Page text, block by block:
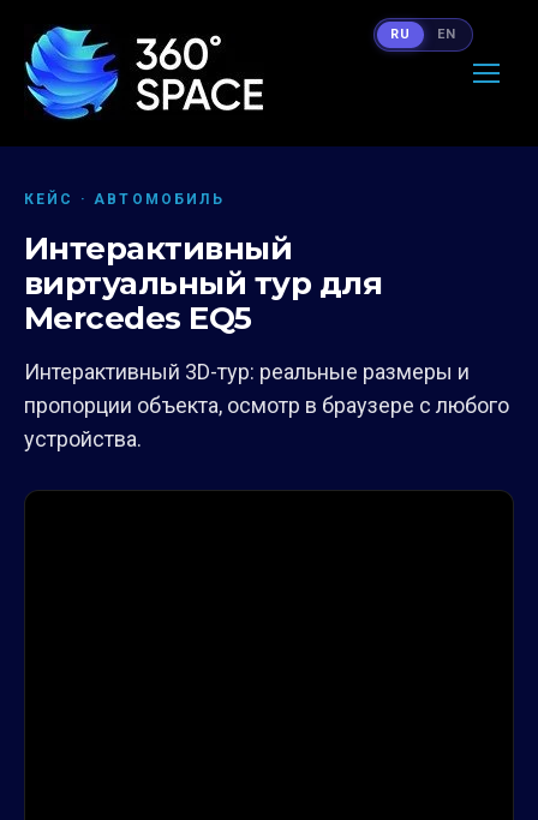
КЕЙС · АВТОМОБИЛЬ
Интерактивный
виртуальный тур для
Mercedes EQ5
Интерактивный 3D-тур: реальные размеры и
пропорции объекта, осмотр в браузере с любого
устройства.
RU EN